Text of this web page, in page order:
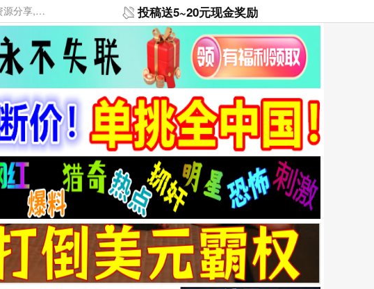
本网站提供资源工具下载，大老表资源工具，大表哥资源网软件工具，大老表资源下载，活动线报福利资源分享,活动线报，大型网游经典游戏，网络热门技术游戏辅助交流与分享。 投稿送5~20元现金奖励